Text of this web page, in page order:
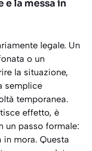
e la messa in
legale. Un
o un
la situazione,
semplice
temporanea.
effetto, è
un passo formale:
in mora. Questa